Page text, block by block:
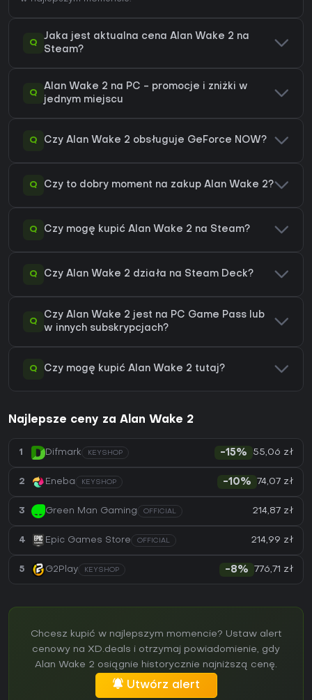
Q
Jaka jest aktualna cena Alan Wake 2 na
Steam?
Q
Alan Wake 2 na PC - promocje i zniżki w
jednym miejscu
Q Czy Alan Wake 2 obsługuje GeForce NOW?
Q Czy to dobry moment na zakup Alan Wake 2?
Q Czy mogę kupić Alan Wake 2 na Steam?
Q Czy Alan Wake 2 działa na Steam Deck?
Q
Czy Alan Wake 2 jest na PC Game Pass lub
w innych subskrypcjach?
Q Czy mogę kupić Alan Wake 2 tutaj?
Najlepsze ceny za Alan Wake 2
1 Difmark KEYSHOP -15% 55,06 zł
2 Eneba KEYSHOP -10% 74,07 zł
3 Green Man Gaming OFFICIAL 214,87 zł
4 Epic Games Store OFFICIAL 214,99 zł
5 G2Play KEYSHOP -8% 776,71 zł
Chcesz kupić w najlepszym momencie? Ustaw alert
cenowy na XD.deals i otrzymaj powiadomienie, gdy
Alan Wake 2 osiągnie historycznie najniższą cenę.
Utwórz alert